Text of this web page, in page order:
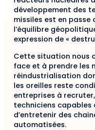
développement des
missiles est en
l’équilibre
expression de «
Cette situation nous
face et à prendre les
réindustrialisation
les oreilles reste
entreprises à
techniciens
d’entretenir des
automatisées.